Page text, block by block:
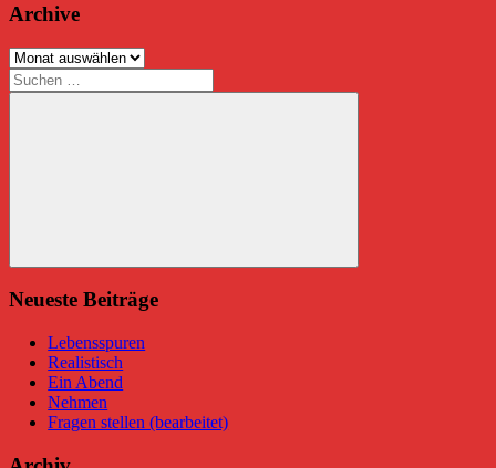
Archive
Archive
Suchen
nach:
Suchen
Neueste Beiträge
Lebensspuren
Realistisch
Ein Abend
Nehmen
Fragen stellen (bearbeitet)